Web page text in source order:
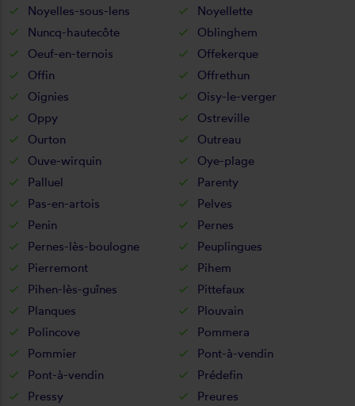
Noyelles-sous-lens
Noyellette
Nuncq-hautecôte
Oblinghem
Oeuf-en-ternois
Offekerque
Offin
Offrethun
Oignies
Oisy-le-verger
Oppy
Ostreville
Ourton
Outreau
Ouve-wirquin
Oye-plage
Palluel
Parenty
Pas-en-artois
Pelves
Penin
Pernes
Pernes-lès-boulogne
Peuplingues
Pierremont
Pihem
Pihen-lès-guînes
Pittefaux
Planques
Plouvain
Polincove
Pommera
Pommier
Pont-à-vendin
Pont-à-vendin
Prédefin
Pressy
Preures